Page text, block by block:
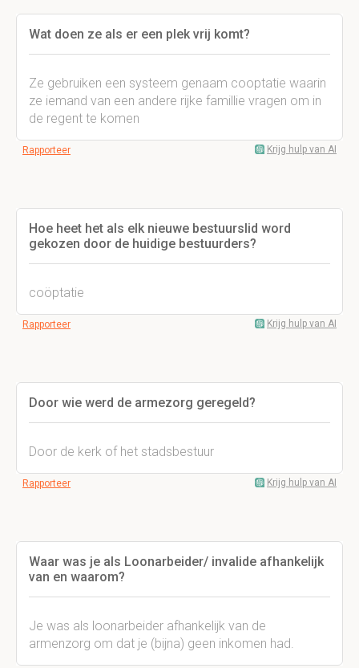
Wat doen ze als er een plek vrij komt?
Ze gebruiken een systeem genaam cooptatie waarin
ze iemand van een andere rijke famillie vragen om in
de regent te komen
Rapporteer Krijg hulp van AI
Hoe heet het als elk nieuwe bestuurslid word
gekozen door de huidige bestuurders?
coöptatie
Rapporteer Krijg hulp van AI
Door wie werd de armezorg geregeld?
Door de kerk of het stadsbestuur
Rapporteer Krijg hulp van AI
Waar was je als Loonarbeider/ invalide afhankelijk
van en waarom?
Je was als loonarbeider afhankelijk van de
armenzorg om dat je (bijna) geen inkomen had.